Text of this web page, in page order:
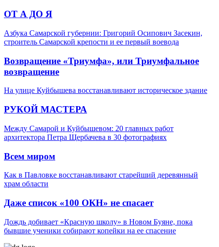
ОТ А ДО Я
Азбука Самарской губернии: Григорий Осипович Засекин,
строитель Самарской крепости и ее первый воевода
Возвращение «Триумфа», или Триумфальное
возвращение
На улице Куйбышева восстанавливают историческое здание
РУКОЙ МАСТЕРА
Между Самарой и Куйбышевом: 20 главных работ
архитектора Петра Щербачева в 30 фотографиях
Всем миром
Как в Павловке восстанавливают старейший деревянный
храм области
Даже список «100 ОКН» не спасает
Дождь добивает «Красную школу» в Новом Буяне, пока
бывшие ученики собирают копейки на ее спасение